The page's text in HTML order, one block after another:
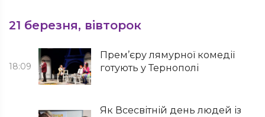
21 березня, вівторок
18:09
Прем’єру лямурної комедії
готують у Тернополі
Як Всесвітній день людей із